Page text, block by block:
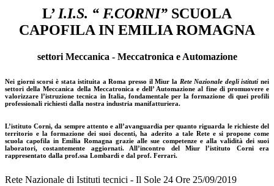
L’ I.I.S. “ F.CORNI” SCUOLA
CAPOFILA IN EMILIA ROMAGNA
settori Meccanica - Meccatronica e Automazione
Nei giorni scorsi è stata istituita a Roma presso il Miur la Rete Nazionale degli istituti nei
settori della Meccanica della Meccatronica e dell’ Automazione al fine di promuovere e
valorizzare l’istruzione tecnica in Italia, fondamentale per la formazione di quei profili
professionali richiesti dalla nostra industria manifatturiera.
L’istituto Corni, da sempre attento e all’avanguardia per quanto riguarda le richieste del
territorio e la formazione dei suoi docenti, ha aderito a tale Rete e si propone come
scuola capofila in Emilia Romagna grazie alle sue competenze e alla validità dei suoi
laboratori, costantemente aggiornati. All’incontro del Miur l’istituto Corni era
rappresentato dalla prof.ssa Lombardi e dal prof. Ferrari.
Rete Nazionale di Istituti tecnici - Il Sole 24 Ore 25/09/2019